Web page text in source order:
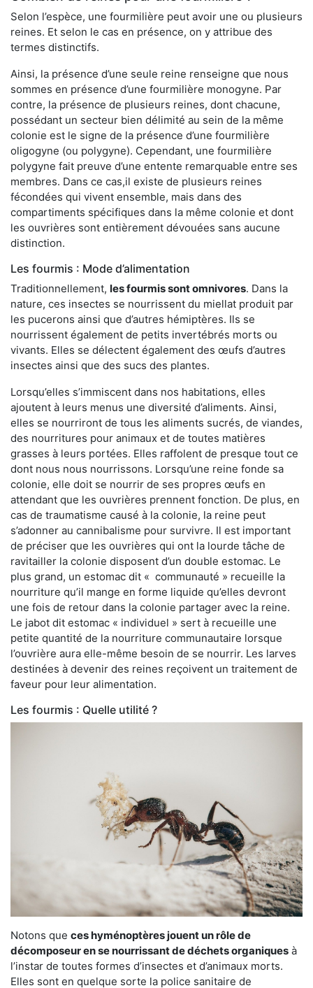
Selon l’espèce, une fourmilière peut avoir une ou plusieurs
reines. Et selon le cas en présence, on y attribue des
termes distinctifs.
Ainsi, la présence d’une seule reine renseigne que nous
sommes en présence d’une fourmilière monogyne. Par
contre, la présence de plusieurs reines, dont chacune,
possédant un secteur bien délimité au sein de la même
colonie est le signe de la présence d’une fourmilière
oligogyne (ou polygyne). Cependant, une fourmilière
polygyne fait preuve d’une entente remarquable entre ses
membres. Dans ce cas,il existe de plusieurs reines
fécondées qui vivent ensemble, mais dans des
compartiments spécifiques dans la même colonie et dont
les ouvrières sont entièrement dévouées sans aucune
distinction.
Les fourmis : Mode d’alimentation
Traditionnellement, les fourmis sont omnivores. Dans la
nature, ces insectes se nourrissent du miellat produit par
les pucerons ainsi que d’autres hémiptères. Ils se
nourrissent également de petits invertébrés morts ou
vivants. Elles se délectent également des œufs d’autres
insectes ainsi que des sucs des plantes.
Lorsqu’elles s’immiscent dans nos habitations, elles
ajoutent à leurs menus une diversité d’aliments. Ainsi,
elles se nourriront de tous les aliments sucrés, de viandes,
des nourritures pour animaux et de toutes matières
grasses à leurs portées. Elles raffolent de presque tout ce
dont nous nous nourrissons. Lorsqu’une reine fonde sa
colonie, elle doit se nourrir de ses propres œufs en
attendant que les ouvrières prennent fonction. De plus, en
cas de traumatisme causé à la colonie, la reine peut
s’adonner au cannibalisme pour survivre. Il est important
de préciser que les ouvrières qui ont la lourde tâche de
ravitailler la colonie disposent d’un double estomac. Le
plus grand, un estomac dit « communauté » recueille la
nourriture qu’il mange en forme liquide qu’elles devront
une fois de retour dans la colonie partager avec la reine.
Le jabot dit estomac « individuel » sert à recueille une
petite quantité de la nourriture communautaire lorsque
l’ouvrière aura elle-même besoin de se nourrir. Les larves
destinées à devenir des reines reçoivent un traitement de
faveur pour leur alimentation.
Les fourmis : Quelle utilité ?
Notons que ces hyménoptères jouent un rôle de
décomposeur en se nourrissant de déchets organiques à
l’instar de toutes formes d’insectes et d’animaux morts.
Elles sont en quelque sorte la police sanitaire de